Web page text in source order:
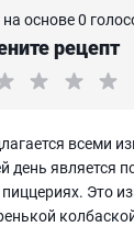
основе 0
рецепт
всеми
день является
Это